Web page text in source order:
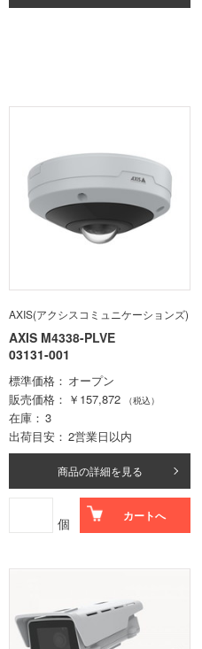
AXIS(アクシスコミュニケーションズ)
AXIS M4338-PLVE
03131-001
標準価格
オープン
販売価格
￥157,872 （税込）
在庫
3
出荷目安
2営業日以内
商品の詳細を見る
個 カートへ